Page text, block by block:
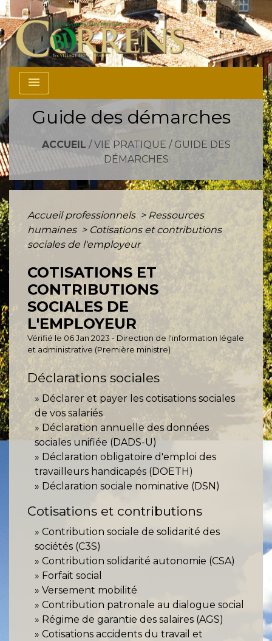
menu
Guide des démarches
ACCUEIL / VIE PRATIQUE / GUIDE DES
DÉMARCHES
Accueil professionnels > Ressources
humaines > Cotisations et contributions
sociales de l'employeur
COTISATIONS ET
CONTRIBUTIONS
SOCIALES DE
L'EMPLOYEUR
Vérifié le 06 Jan 2023 - Direction de l'information légale
et administrative (Première ministre)
Déclarations sociales
Déclarer et payer les cotisations sociales
de vos salariés
Déclaration annuelle des données
sociales unifiée (DADS-U)
Déclaration obligatoire d'emploi des
travailleurs handicapés (DOETH)
Déclaration sociale nominative (DSN)
Cotisations et contributions
Contribution sociale de solidarité des
sociétés (C3S)
Contribution solidarité autonomie (CSA)
Forfait social
Versement mobilité
Contribution patronale au dialogue social
Régime de garantie des salaires (AGS)
Cotisations accidents du travail et